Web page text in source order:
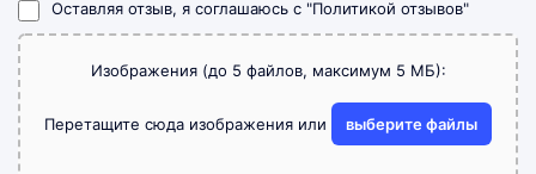
Оставляя отзыв, я соглашаюсь с "Политикой отзывов"
Изображения (до 5 файлов, максимум 5 МБ):
Перетащите сюда изображения или выберите файлы